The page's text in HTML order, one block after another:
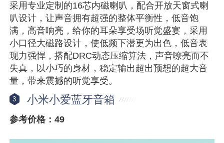
采用专业定制的16芯内磁喇叭，配合开放天窗式喇
叭设计，让声音拥有超强的整体平衡性，低音饱
满，高音响亮，给你的耳朵享受场听觉盛宴，采用
小口径大磁路设计，使低频下潜更为出色，低音表
现力强悍，搭配DRC动态压缩算法，声音嘹亮而不
失真，以小巧的身材，稳定输出超出预想的超大音
量，带来震撼的听觉享受。
3 小米小爱蓝牙音箱
参考价格：49